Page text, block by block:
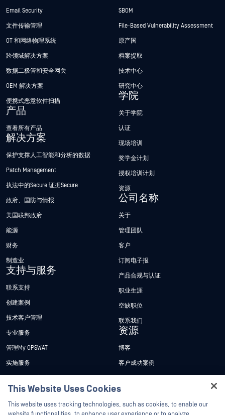
Email Security
文件传输管理
OT 和网络物理系统
跨领域解决方案
数据二极管和安全网关
OEM 解决方案
便携式恶意软件扫描
产品
查看所有产品
解决方案
保护支撑人工智能和分析的数据
Patch Management
执法中的Secure 证据Secure
政府、国防与情报
美国联邦政府
能源
财务
制造业
支持与服务
联系支持
创建案例
技术客户管理
专业服务
管理My OPSWAT
实施服务
技术文档
培训
SBOM
File-Based Vulnerability Assessment
原产国
档案提取
技术中心
研究中心
学院
关于学院
认证
现场培训
奖学金计划
授权培训计划
资源
公司名称
关于
管理团队
客户
订阅电子报
产品合规与认证
职业生涯
空缺职位
联系我们
资源
博客
客户成功案例
新闻报道
活动
This Website Uses Cookies
This website uses tracking technologies, such as cookies, to enable our
Hey there!